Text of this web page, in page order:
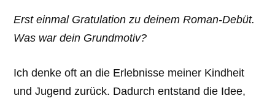
Erst einmal Gratulation zu deinem Roman-Debüt.
Was war dein Grundmotiv?
Ich denke oft an die Erlebnisse meiner Kindheit
und Jugend zurück. Dadurch entstand die Idee,